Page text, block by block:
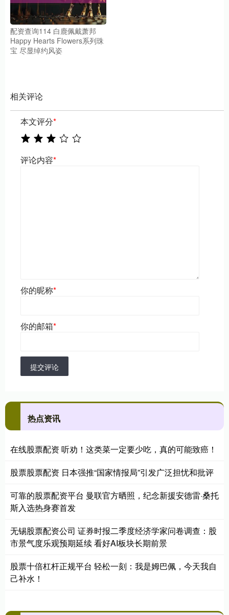
配资查询114 白鹿佩戴萧邦
Happy Hearts Flowers系列珠
宝 尽显绰约风姿
相关评论
本文评分*
评论内容*
你的昵称*
你的邮箱*
提交评论
热点资讯
在线股票配资 听劝！这类菜一定要少吃，真的可能致癌！
股票股票配资 日本强推“国家情报局”引发广泛担忧和批评
可靠的股票配资平台 曼联官方晒照，纪念新援安德雷·桑托
斯入选热身赛首发
无锡股票配资公司 证券时报二季度经济学家问卷调查：股
市景气度乐观预期延续 看好AI板块长期前景
股票十倍杠杆正规平台 轻松一刻：我是姆巴佩，今天我自
己补水！